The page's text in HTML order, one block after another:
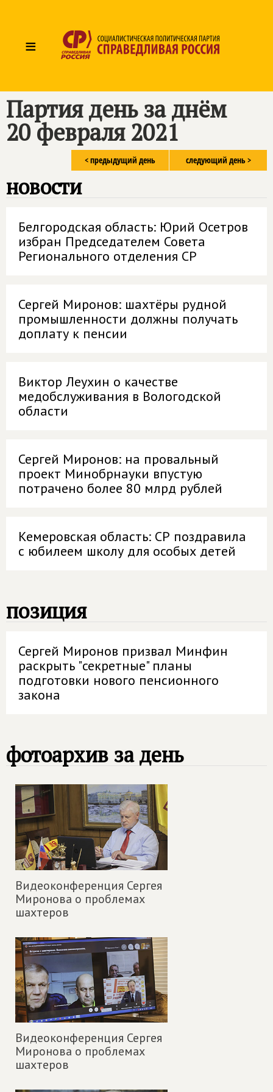
≡
Партия день за днём
20 февраля 2021
следующий день >
< предыдущий день
новости
Белгородская область: Юрий Осетров
избран Председателем Совета
Регионального отделения СР
Сергей Миронов: шахтёры рудной
промышленности должны получать
доплату к пенсии
Виктор Леухин о качестве
медобслуживания в Вологодской
области
Сергей Миронов: на провальный
проект Минобрнауки впустую
потрачено более 80 млрд рублей
Кемеровская область: СР поздравила
с юбилеем школу для особых детей
позиция
Сергей Миронов призвал Минфин
раскрыть "секретные" планы
подготовки нового пенсионного
закона
фотоархив за день
Видеоконференция Сергея
Миронова о проблемах
шахтеров
Видеоконференция Сергея
Миронова о проблемах
шахтеров